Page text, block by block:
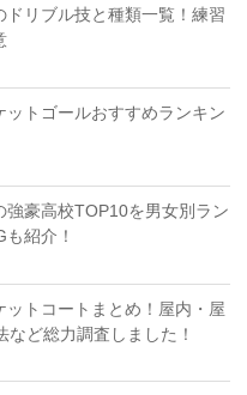
ドリブル技と種類一覧！練習
ットゴールおすすめランキン
強豪高校TOP10を男女別ラン
紹介！
ットコートまとめ！屋内・屋
ど総力調査しました！